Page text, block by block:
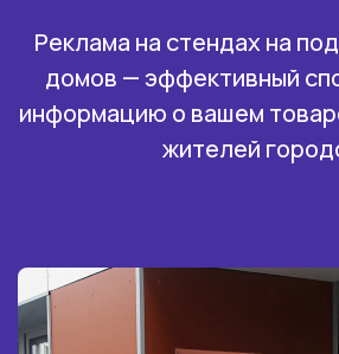
Реклама на стендах на
домов — эффективный
информацию о вашем
жителей